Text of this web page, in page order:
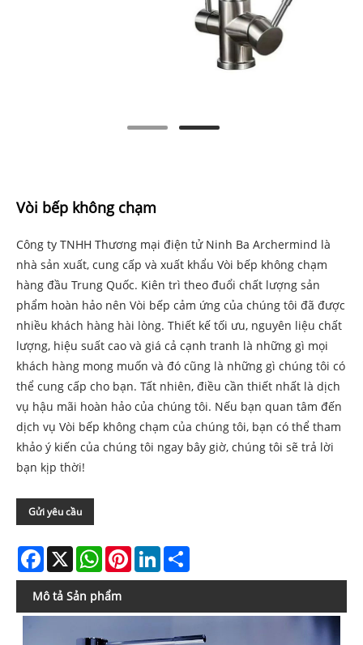
Vòi bếp không chạm
Công ty TNHH Thương mại điện tử Ninh Ba Archermind là
nhà sản xuất, cung cấp và xuất khẩu Vòi bếp không chạm
hàng đầu Trung Quốc. Kiên trì theo đuổi chất lượng sản
phẩm hoàn hảo nên Vòi bếp cảm ứng của chúng tôi đã được
nhiều khách hàng hài lòng. Thiết kế tối ưu, nguyên liệu chất
lượng, hiệu suất cao và giá cả cạnh tranh là những gì mọi
khách hàng mong muốn và đó cũng là những gì chúng tôi có
thể cung cấp cho bạn. Tất nhiên, điều cần thiết nhất là dịch
vụ hậu mãi hoàn hảo của chúng tôi. Nếu bạn quan tâm đến
dịch vụ Vòi bếp không chạm của chúng tôi, bạn có thể tham
khảo ý kiến ​​của chúng tôi ngay bây giờ, chúng tôi sẽ trả lời
bạn kịp thời!
Gửi yêu cầu
Facebook
X WhatsAppPinterestLinkedIn
Mô tả Sản phẩm